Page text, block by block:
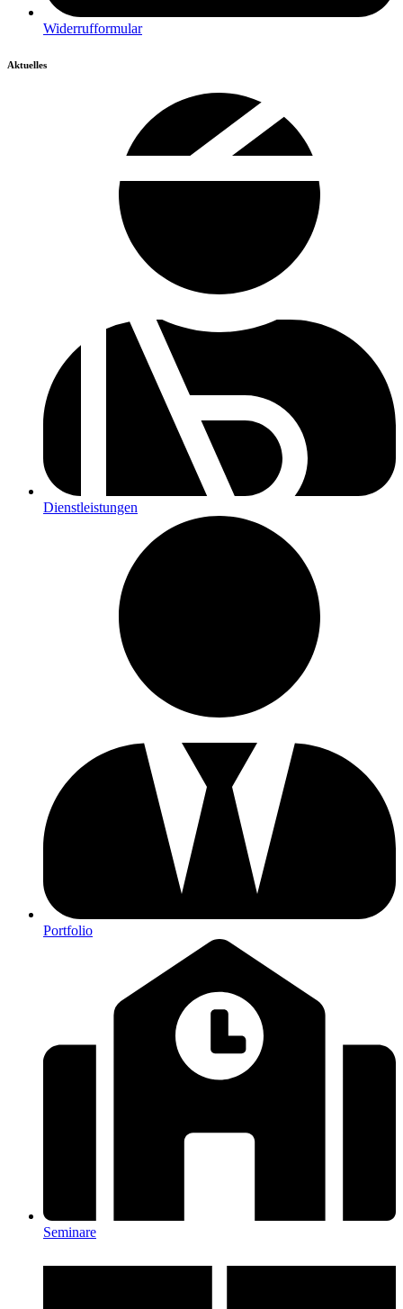
Widerrufformular
Aktuelles
Dienstleistungen
Portfolio
Seminare